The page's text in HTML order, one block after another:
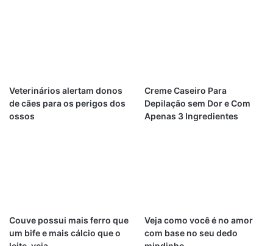
Veterinários alertam donos
de cães para os perigos dos
ossos
Creme Caseiro Para
Depilação sem Dor e Com
Apenas 3 Ingredientes
Couve possui mais ferro que
um bife e mais cálcio que o
Veja como você é no amor
com base no seu dedo